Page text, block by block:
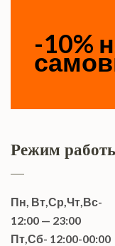
-10%
Режим
Пн, Вт,Ср,Чт,Вс-
12:00 — 23:00
Пт,Сб- 12:00-00:00